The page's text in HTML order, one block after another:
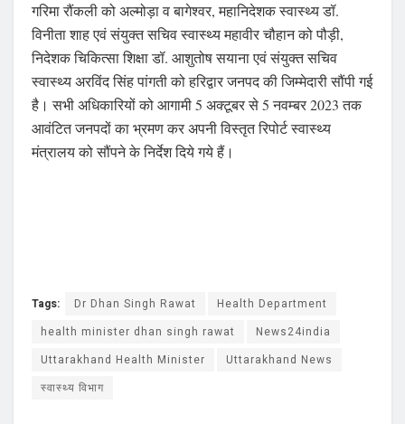
गरिमा रौंकली को अल्मोड़ा व बागेश्वर, महानिदेशक स्वास्थ्य डॉ.
विनीता शाह एवं संयुक्त सचिव स्वास्थ्य महावीर चौहान को पौड़ी,
निदेशक चिकित्सा शिक्षा डॉ. आशुतोष सयाना एवं संयुक्त सचिव
स्वास्थ्य अरविंद सिंह पांगती को हरिद्वार जनपद की जिम्मेदारी सौंपी गई
है। सभी अधिकारियों को आगामी 5 अक्टूबर से 5 नवम्बर 2023 तक
आवंटित जनपदों का भ्रमण कर अपनी विस्तृत रिपोर्ट स्वास्थ्य
मंत्रालय को सौंपने के निर्देश दिये गये हैं।
Tags: Dr Dhan Singh Rawat
Health Department
health minister dhan singh rawat
News24india
Uttarakhand Health Minister
Uttarakhand News
स्वास्थ्य विभाग